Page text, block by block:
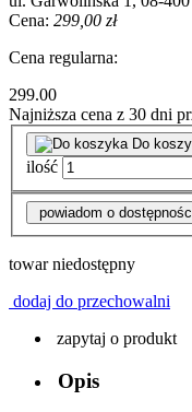
Cena: 299,00 zł
Cena regularna:
299.00
Najniższa cena z 30 dni
Do
ilość
powiadom o
towar niedostępny
dodaj do przechowalni
zapytaj o produkt
Opis